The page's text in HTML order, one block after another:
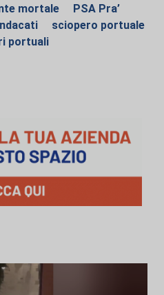
mortale
PSA Pra’
sciopero portuale
portuali